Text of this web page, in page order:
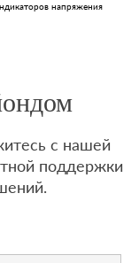
напряжения
с нашей
поддержки